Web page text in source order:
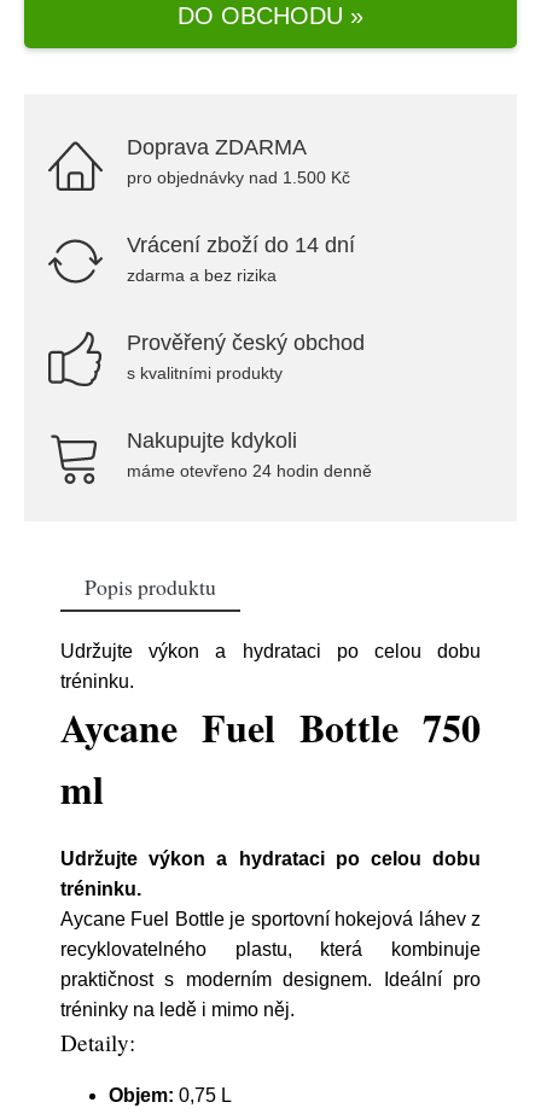
DO OBCHODU »
Doprava ZDARMA
pro objednávky nad 1.500 Kč
Vrácení zboží do 14 dní
zdarma a bez rizika
Prověřený český obchod
s kvalitními produkty
Nakupujte kdykoli
máme otevřeno 24 hodin denně
Popis produktu
Udržujte výkon a hydrataci po celou dobu
tréninku.
Aycane Fuel Bottle 750
ml
Udržujte výkon a hydrataci po celou dobu
tréninku.
Aycane Fuel Bottle je sportovní hokejová láhev z
recyklovatelného plastu, která kombinuje
praktičnost s moderním designem. Ideální pro
tréninky na ledě i mimo něj.
Detaily:
Objem: 0,75 L